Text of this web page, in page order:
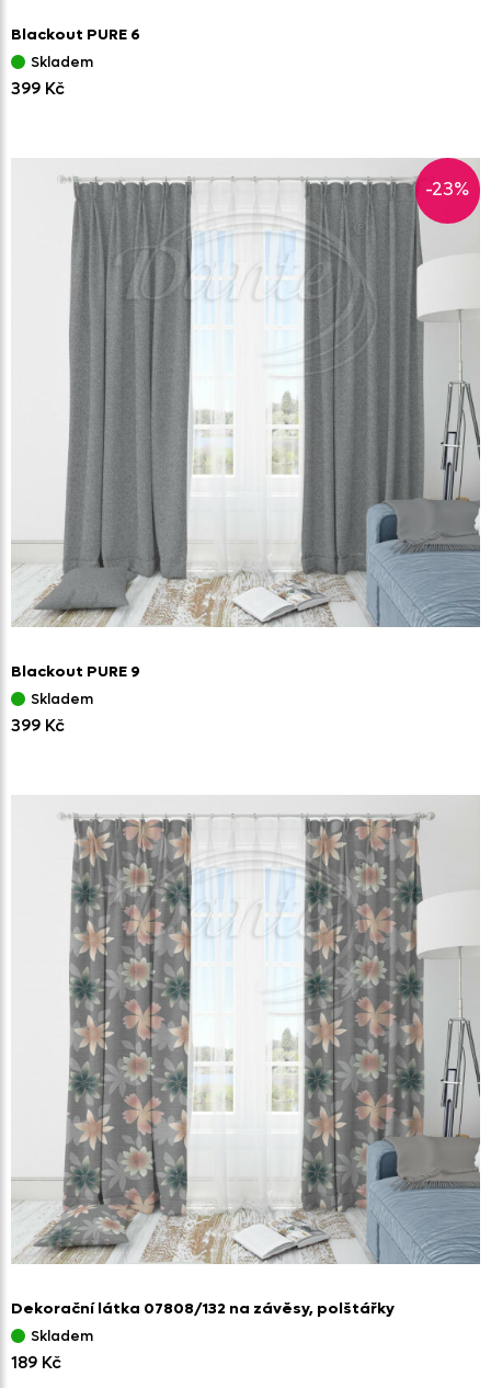
Blackout PURE 6
Skladem
399 Kč
-23%
Blackout PURE 9
Skladem
399 Kč
Dekorační látka 07808/132 na závěsy, polštářky
Skladem
189 Kč